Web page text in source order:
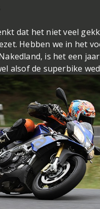
dat het niet veel
Hebben we in het
is het een
alsof de superbike